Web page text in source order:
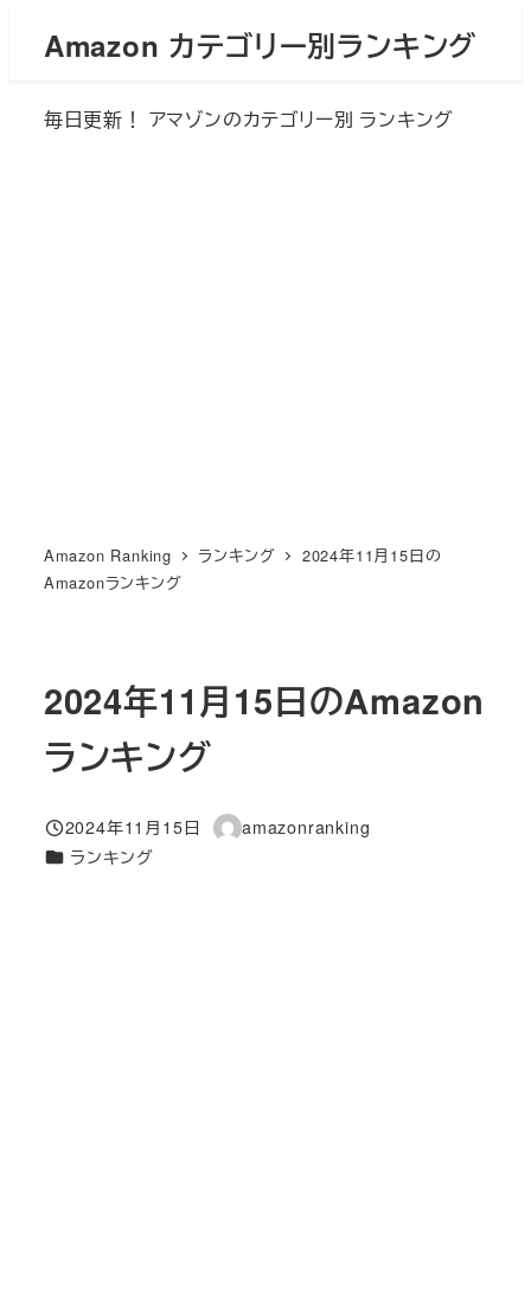
Amazon カテゴリー別ランキング
毎日更新！ アマゾンのカテゴリー別 ランキング
Amazon Ranking ランキング
2024年11月15日の
Amazonランキング
2024年11月15日のAmazon
ランキング
投稿日
2024年11月15日
著
amazonranking
カテゴリー
ランキング